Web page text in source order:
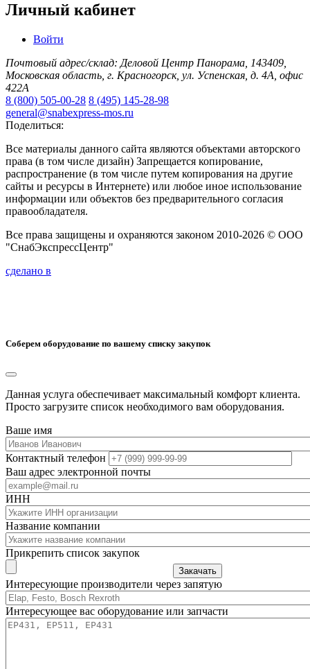
Личный кабинет
Войти
Почтовый адрес/склад: Деловой Центр Панорама, 143409,
Московская область, г. Красногорск, ул. Успенская, д. 4А, офис
422А
8 (800) 505-00-28 8 (495) 145-28-98
general@snabexpress-mos.ru
Поделиться:
Все материалы данного сайта являются объектами авторского
права (в том числе дизайн) Запрещается копирование,
распространение (в том числе путем копирования на другие
сайты и ресурсы в Интернете) или любое иное использование
информации или объектов без предварительного согласия
правообладателя.
Все права защищены и охраняются законом 2010-2026 © ООО
"СнабЭкспрессЦентр"
сделано в
Соберем оборудование по вашему списку закупок
Данная услуга обеспечивает максимальный комфорт клиента.
Просто загрузите список необходимого вам оборудования.
Ваше имя
Контактный телефон
Ваш адрес электронной почты
ИНН
Название компании
Прикрепить список закупок
Закачать
Интересующие производители через запятую
Интересующее вас оборудование или запчасти